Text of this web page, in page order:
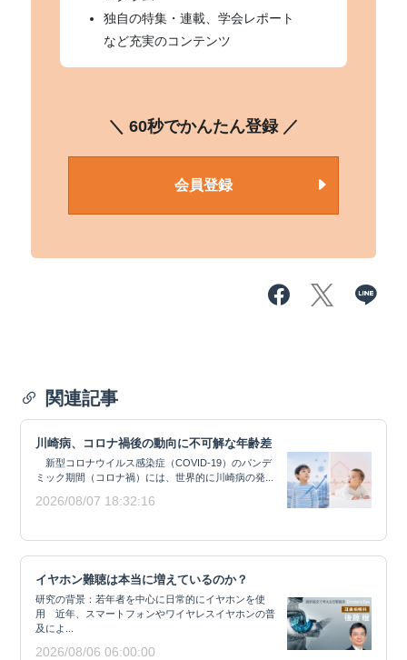
独自の特集・連載、学会レポート
など充実のコンテンツ
＼ 60秒でかんたん登録 ／
会員登録
関連記事
川崎病、コロナ禍後の動向に不可解な年齢差
新型コロナウイルス感染症（COVID-19）のパンデ
ミック期間（コロナ禍）には、世界的に川崎病の発...
2026/08/07 18:32:16
イヤホン難聴は本当に増えているのか？
研究の背景：若年者を中心に日常的にイヤホンを使
用 近年、スマートフォンやワイヤレスイヤホンの普
及によ...
2026/08/06 06:00:00